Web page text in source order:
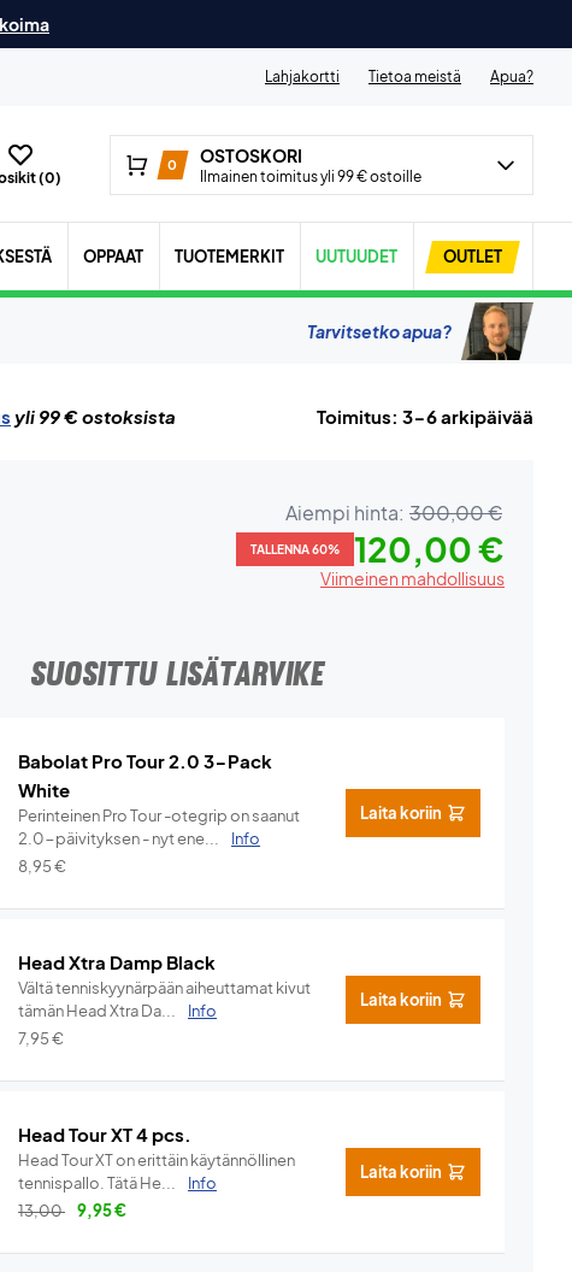
Lahjakortti Tietoa meistä Apua?
(0)
0 OSTOSKORI
Ilmainen toimitus yli 99 € ostoille
OPPAAT TUOTEMERKIT UUTUUDET OUTLET
Tarvitsetko apua?
yli 99 € ostoksista Toimitus: 3-6 arkipäivää
Aiempi hinta: 300,00 €
TALLENNA 60% 120,00 €
Viimeinen mahdollisuus
SUOSITTU LISÄTARVIKE
Babolat Pro Tour 2.0 3-Pack
White
Perinteinen Pro Tour -otegrip on saanut
2.0-päivityksen - nyt ene...
Info
8,95€
Laita koriin
Head Xtra Damp Black
Vältä tenniskyynärpään aiheuttamat kivut
tämän Head Xtra Da...
Info
7,95€
Laita koriin
Head Tour XT 4 pcs.
Head Tour XT on erittäin käytännöllinen
tennispallo. Tätä He...
Info
13,00
9,95€
Laita koriin